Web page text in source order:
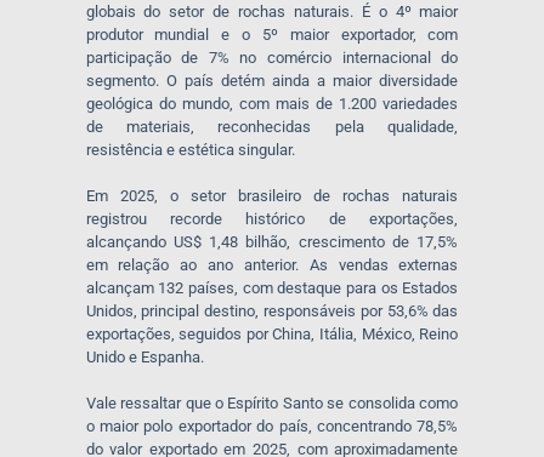
globais do setor de rochas naturais. É o 4º maior
produtor mundial e o 5º maior exportador, com
participação de 7% no comércio internacional do
segmento. O país detém ainda a maior diversidade
geológica do mundo, com mais de 1.200 variedades
de materiais, reconhecidas pela qualidade,
resistência e estética singular.
Em 2025, o setor brasileiro de rochas naturais
registrou recorde histórico de exportações,
alcançando US$ 1,48 bilhão, crescimento de 17,5%
em relação ao ano anterior. As vendas externas
alcançam 132 países, com destaque para os Estados
Unidos, principal destino, responsáveis por 53,6% das
exportações, seguidos por China, Itália, México, Reino
Unido e Espanha.
Vale ressaltar que o Espírito Santo se consolida como
o maior polo exportador do país, concentrando 78,5%
do valor exportado em 2025, com aproximadamente